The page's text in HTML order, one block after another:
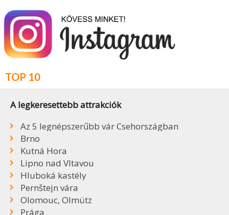
TOP 10
A legkeresettebb attrakciók
Az 5 legnépszerűbb vár Csehországban
Brno
Kutná Hora
Lipno nad Vltavou
Hluboká kastély
Pernštejn vára
Olomouc, Olmütz
Prága